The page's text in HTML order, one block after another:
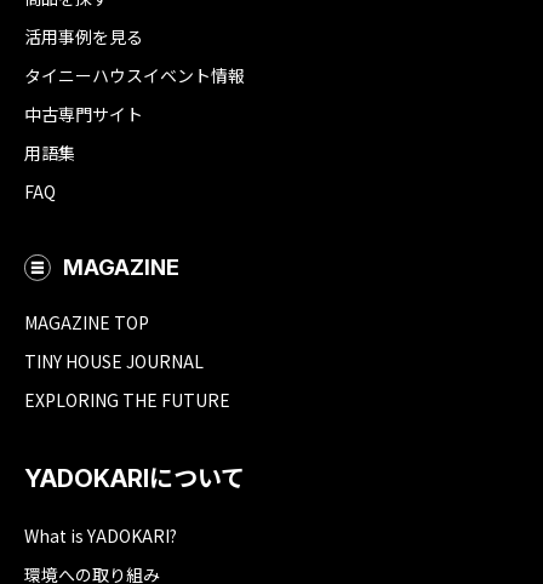
活用事例を見る
タイニーハウスイベント情報
中古専門サイト
用語集
FAQ
MAGAZINE
MAGAZINE TOP
TINY HOUSE JOURNAL
EXPLORING THE FUTURE
YADOKARIについて
What is YADOKARI?
環境への取り組み